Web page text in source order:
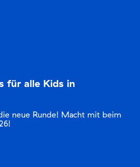
für alle Kids in
neue Runde! Macht mit beim